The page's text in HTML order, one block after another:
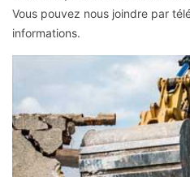
Vous pouvez nous joindre par
informations.